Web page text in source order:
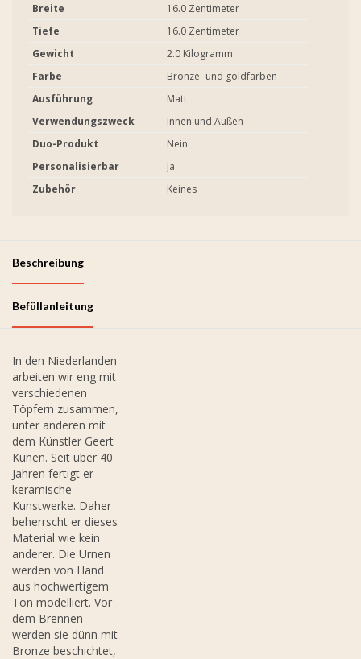
Breite
16.0 Zentimeter
Tiefe
16.0 Zentimeter
Gewicht
2.0 Kilogramm
Farbe
Bronze- und goldfarben
Ausführung
Matt
Verwendungszweck
Innen und Außen
Duo-Produkt
Nein
Personalisierbar
Ja
Zubehör
Keines
Beschreibung
Befüllanleitung
In den Niederlanden
arbeiten wir eng mit
verschiedenen
Töpfern zusammen,
unter anderen mit
dem Künstler Geert
Kunen. Seit über 40
Jahren fertigt er
keramische
Kunstwerke. Daher
beherrscht er dieses
Material wie kein
anderer. Die Urnen
werden von Hand
aus hochwertigem
Ton modelliert. Vor
dem Brennen
werden sie dünn mit
Bronze beschichtet,